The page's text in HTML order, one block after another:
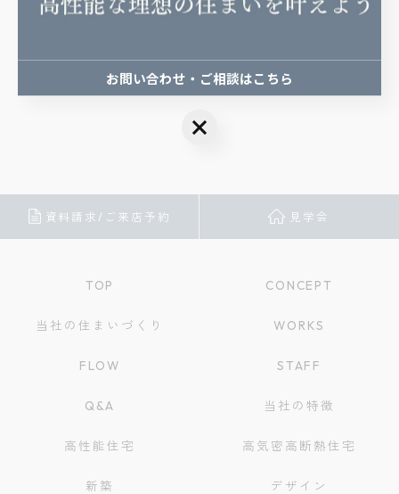
岐阜で高気密高断熱住宅を建築
資料請求/ご来店予約 見学会
TOP CONCEPT
当社の住まいづくり WORKS
FLOW STAFF
Q&A 当社の特徴
高性能住宅 高気密高断熱住宅
新築 デザイン
お問い合わせ・ご相談はこちら
お問い合わせ・ご相談はこちら